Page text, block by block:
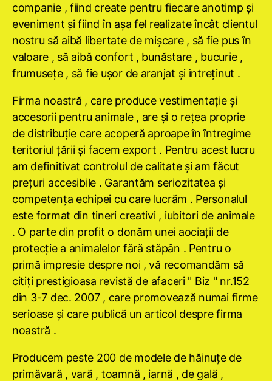
companie , fiind create pentru fiecare anotimp şi
eveniment şi fiind în aşa fel realizate încât clientul
nostru să aibă libertate de mişcare , să fie pus în
valoare , să aibă confort , bunăstare , bucurie ,
frumuseţe , să fie uşor de aranjat şi întreţinut .
Firma noastră , care produce vestimentaţie şi
accesorii pentru animale , are şi o reţea proprie
de distribuţie care acoperă aproape în întregime
teritoriul ţării şi facem export . Pentru acest lucru
am definitivat controlul de calitate şi am făcut
preţuri accesibile . Garantăm seriozitatea şi
competenţa echipei cu care lucrăm . Personalul
este format din tineri creativi , iubitori de animale
. O parte din profit o donăm unei aociaţii de
protecţie a animalelor fără stăpân . Pentru o
primă impresie despre noi , vă recomandăm să
citiţi prestigioasa revistă de afaceri " Biz " nr.152
din 3-7 dec. 2007 , care promovează numai firme
serioase şi care publică un articol despre firma
noastră .
Producem peste 200 de modele de hăinuţe de
primăvară , vară , toamnă , iarnă , de gală ,